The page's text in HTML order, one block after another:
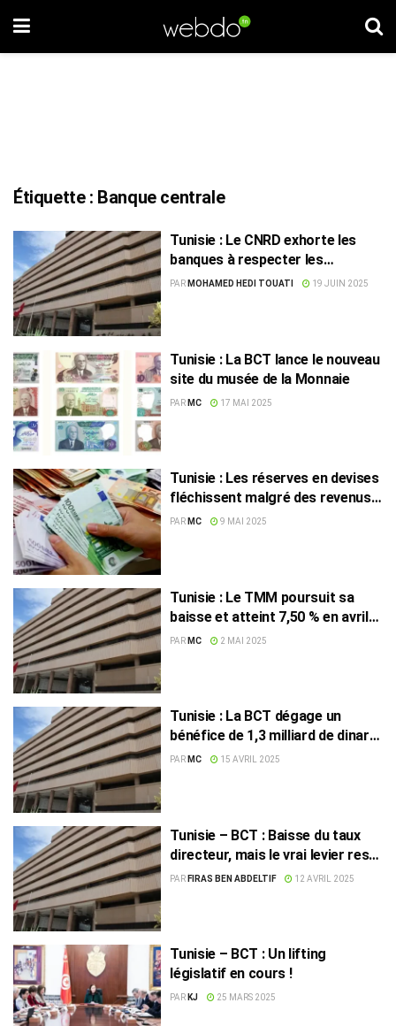
Étiquette : Banque centrale
Tunisie : Le CNRD exhorte les
banques à respecter les
directives de la BCT
PAR MOHAMED HEDI TOUATI 19 JUIN 2025
Tunisie : La BCT lance le nouveau
site du musée de la Monnaie
PAR MC 17 MAI 2025
Tunisie : Les réserves en devises
fléchissent malgré des revenus
extérieurs en hausse
PAR MC 9 MAI 2025
Tunisie : Le TMM poursuit sa
baisse et atteint 7,50 % en avril
2025
PAR MC 2 MAI 2025
Tunisie : La BCT dégage un
bénéfice de 1,3 milliard de dinars
en 2024
PAR MC 15 AVRIL 2025
Tunisie – BCT : Baisse du taux
directeur, mais le vrai levier reste
politique
PAR FIRAS BEN ABDELTIF 12 AVRIL 2025
Tunisie – BCT : Un lifting
législatif en cours !
PAR KJ 25 MARS 2025